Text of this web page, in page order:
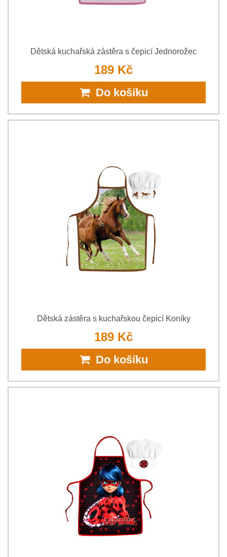
Dětská kuchařská zástěra s čepicí Jednorožec
189 Kč
Do košíku
Dětská zástěra s kuchařskou čepicí Koníky
189 Kč
Do košíku